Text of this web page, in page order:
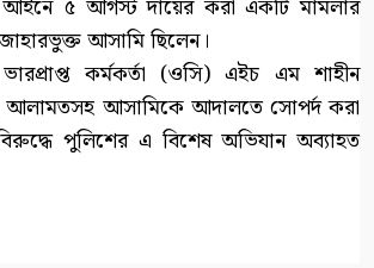
আইনে ৫ আগস্ট দায়ের করা একটি মামলার
আসামি ছিলেন।
কর্মকর্তা (ওসি) এইচ এম শাহীন
আলামতসহ আসামিকে আদালতে সোপর্দ করা
পুলিশের এ বিশেষ অভিযান অব্যাহত